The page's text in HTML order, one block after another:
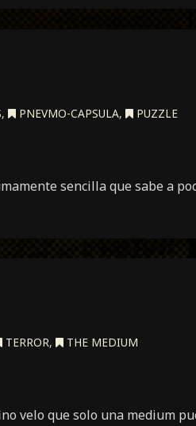
, PNEVMO-CAPSULA, PUZZLE
sencilla que sabe a
TERROR, THE MEDIUM
velo que solo una medium